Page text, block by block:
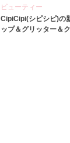
ビューティー
CipiCipi(シピシピ)の
ップ＆グリッター＆